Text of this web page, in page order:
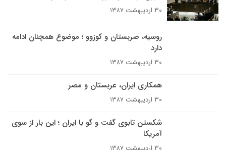
۳۰ اردیبهشت ۱۳۸۷
روسیه، صربستان و کوزوو ؛ موضوع همچنان ادامه
دارد
۳۰ اردیبهشت ۱۳۸۷
همکاری ایران، عربستان و مصر
۳۰ اردیبهشت ۱۳۸۷
شکستن تابوی گفت و گو با ایران ؛ این بار از سوی
آمریکا